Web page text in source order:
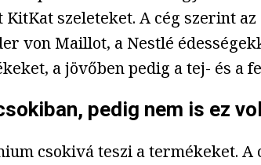
szeleteket. A cég szerint
von Maillot, a Nestlé
a jövőben pedig a tej- és a
pedig nem is ez
csokivá teszi a termékeket.